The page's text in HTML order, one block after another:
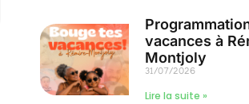
vacances à
Montjoly
31/07/2026
Lire la suite »